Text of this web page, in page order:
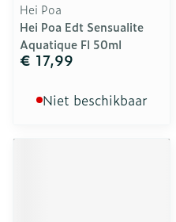
Hei Poa
Hei Poa Edt Sensualite
Aquatique Fl 50ml
€ 17,99
Niet beschikbaar